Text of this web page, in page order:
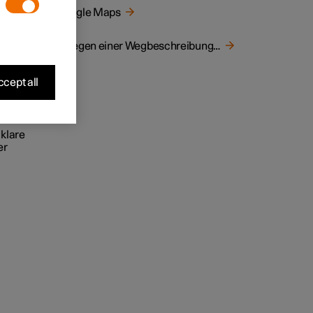
Google Maps
Anlegen einer Wegbeschreibung mit Google Maps
all